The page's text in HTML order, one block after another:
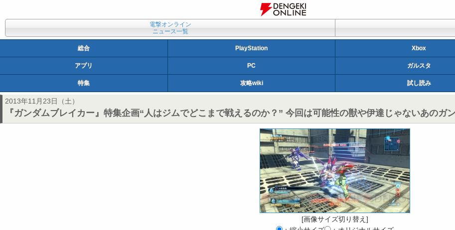
電撃オンライン
ニュース一覧
総合 PlayStation Xbox
アプリ PC ガルスタ
特集 攻略wiki 試し読み
2013年11月23日（土）
『ガンダムブレイカー』特集企画“人はジムでどこまで戦えるのか？” 今回は可能性の獣や伊達じゃないあのガ
[画像サイズ切り替え]